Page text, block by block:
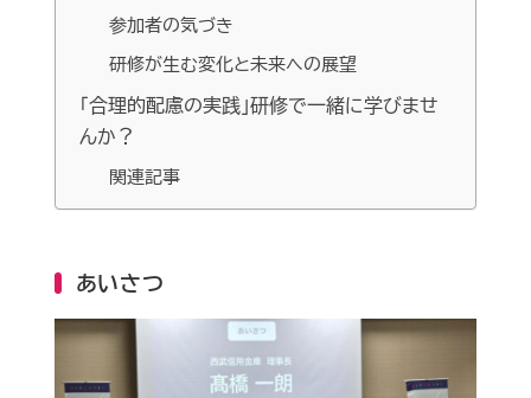
参加者の気づき
研修が生む変化と未来への展望
「合理的配慮の実践」研修で一緒に学びませ
んか？
関連記事
あいさつ